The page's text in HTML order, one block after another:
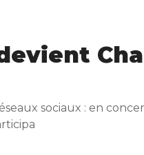
sociaux : en